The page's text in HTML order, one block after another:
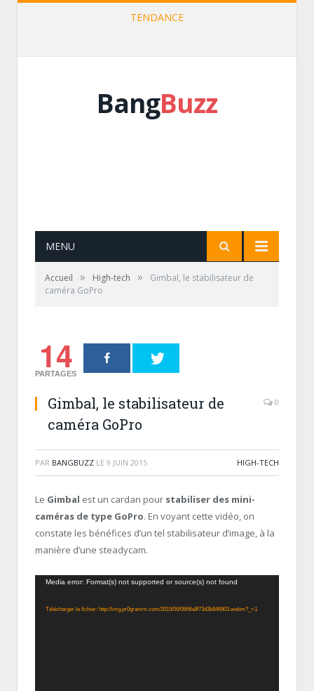
TENDANCE
BangBuzz
MENU
Accueil » High-tech »
Gimbal, le stabilisateur de
caméra GoPro
14
PARTAGES
Gimbal, le stabilisateur de
caméra GoPro
0
PAR BANGBUZZ LE 9 JUIN 2015 HIGH-TECH
Le Gimbal est un cardan pour stabiliser des mini-
caméras de type GoPro. En voyant cette vidéo, on
constate les bénéfices d’un tel stabilisateur d’image, à la
manière d’une steadycam.
Lecteur
Media error: Format(s) not supported or source(s) not found
Télécharger le fichier: http://img.pr0gramm.com/2015/06/08/6fa8f73d3b846903.webm?_=1